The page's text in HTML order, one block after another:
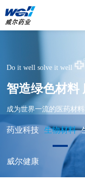
Do it well solve it well
智造绿色材料
成为世界一流的医药材
药业科技 生物材料
威尔健康